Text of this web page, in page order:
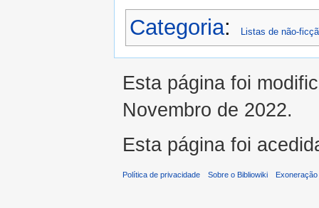
Categoria: Listas de não-
Esta página foi
Novembro de 2022.
Esta página foi
Política de privacidade Sobre o Bibliowiki